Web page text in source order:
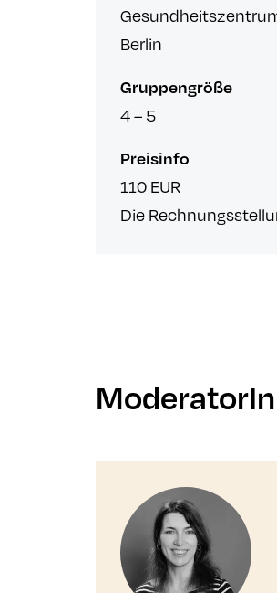
Berlin
Gruppengröße
4 – 5
Preisinfo
110 EUR
Die
ModeratorIn